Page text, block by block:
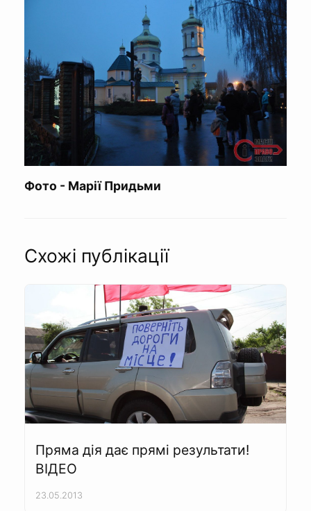
Фото - Марії Придьми
Схожі публікації
Пряма дія дає прямі результати!
ВІДЕО
23.05.2013